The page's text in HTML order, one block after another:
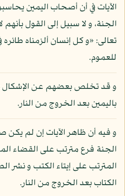
الآيات في أن أصحاب اليمين
الجنة، و لا سبيل إلى القول بأنهم
تعالى: «و كل إنسان ألزمناه طائره
للعموم.
و قد تخلص بعضهم عن الإشكال
باليمين بعد الخروج من النار.
و فيه أن ظاهر الآيات إن لم يكن
الجنة فرع مترتب على القضاء
المترتب على إيتاء الكتب و نشر
الكتاب بعد الخروج من النار.